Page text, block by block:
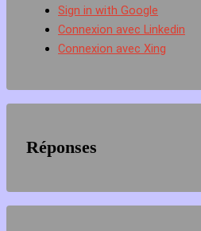
Sign in with Google
Connexion avec Linkedin
Connexion avec Xing
Réponses